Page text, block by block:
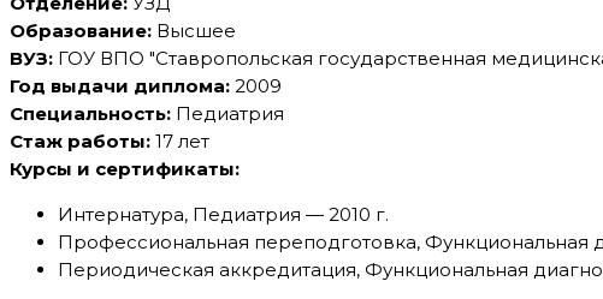
Образование: Высшее
ВУЗ: ГОУ ВПО "Ставропольская государственная
Год выдачи диплома: 2009
Специальность: Педиатрия
Стаж работы: 17 лет
Курсы и сертификаты:
Интернатура, Педиатрия — 2010 г.
Профессиональная переподготовка, Функциональная
Периодическая аккредитация, Функциональная